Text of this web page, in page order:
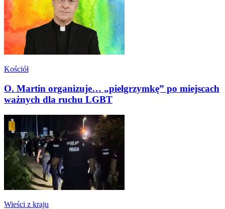
Kościół
O. Martin organizuje… „pielgrzymkę” po miejscach
ważnych dla ruchu LGBT
Wieści z kraju